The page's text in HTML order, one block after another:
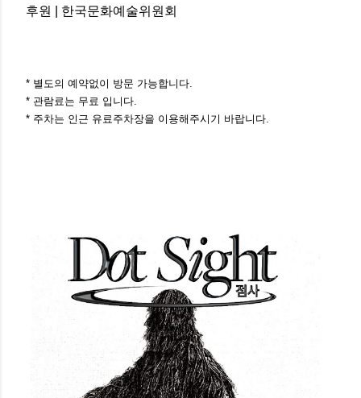
후원 | 한국문화예술위원회
* 별도의 예약없이 방문 가능합니다.
* 관람료는 무료 입니다.
* 주차는 인근 유료주차장을 이용해주시기 바랍니다.